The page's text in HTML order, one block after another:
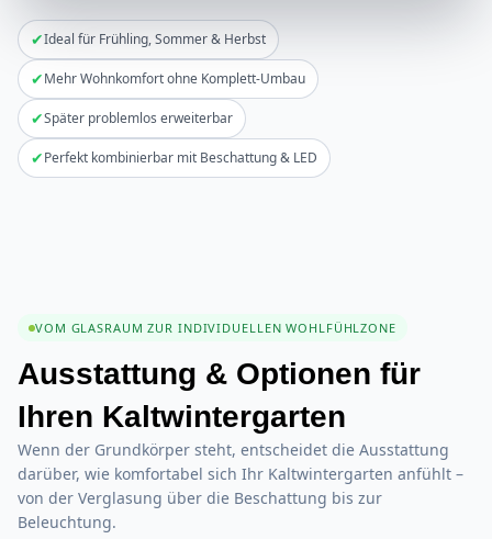
✔Ideal für Frühling, Sommer & Herbst
✔Mehr Wohnkomfort ohne Komplett-Umbau
✔Später problemlos erweiterbar
✔Perfekt kombinierbar mit Beschattung & LED
VOM GLASRAUM ZUR INDIVIDUELLEN WOHLFÜHLZONE
Ausstattung & Optionen für
Ihren Kaltwintergarten
Wenn der Grundkörper steht, entscheidet die Ausstattung
darüber, wie komfortabel sich Ihr Kaltwintergarten anfühlt –
von der Verglasung über die Beschattung bis zur
Beleuchtung.